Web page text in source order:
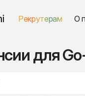
Рекрутерам О
для